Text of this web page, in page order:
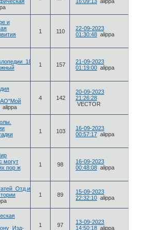
и
1 110
22-09-2023
01:30:48 alippa
1 157
21-09-2023
01:19:00 alippa
alippa
4 142
20-09-2023
21:26:28
VECTOR
1 103
16-09-2023
00:57:17 alippa
могут
пор ж
1 98
16-09-2023
00:48:08 alippa
1 89
15-09-2023
22:32:10 alippa
1 97
13-09-2023
14:50:18 alippa